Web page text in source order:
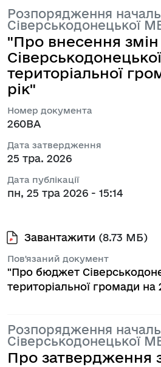
Розпорядження
Сіверськодонецької
"Про внесення
територіальної
рік"
Номер документа
260ВА
Дата затвердження
25 тра. 2026
Дата публікації
пн, 25 тра 2026 - 15:14
Завантажити (8.73 МБ)
Пов'язаний документ
"Про бюджет
територіальної громади на
Розпорядження
Сіверськодонецької
Про затвердження